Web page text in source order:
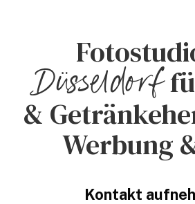
Düsseldorf
&
Werbung
Kontakt